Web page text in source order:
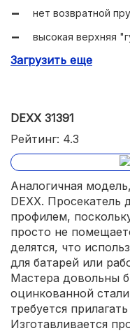
нет возвратной
высокая верхняя
Загрузить еще
DEXX 31391
Рейтинг: 4.3
Аналогичная
DEXX.
профилем,
просто не
делятся, что
для батарей или
Мастера довольны
оцинкованной
требуется
Изготавливается